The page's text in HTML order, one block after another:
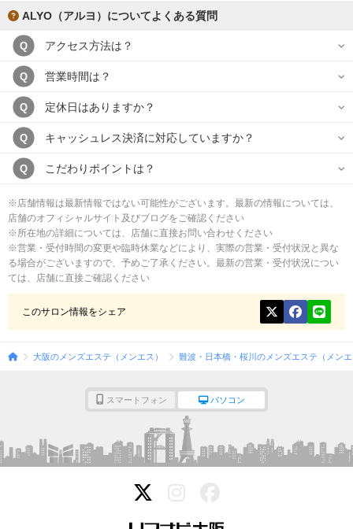
ALYO（アルヨ）についてよくある質問
Q アクセス方法は？
Q 営業時間は？
Q 定休日はありますか？
Q キャッシュレス決済に対応していますか？
Q こだわりポイントは？
※店舗情報は最新情報ではない可能性がございます。最新の情報については、
店舗のオフィシャルサイト及びブログをご確認ください
※所在地の詳細については、店舗に直接お問い合わせください
※営業・受付時間の変更や臨時休業などにより、実際の営業・受付状況と異な
る場合がございますので、予めご了承ください。最新の営業・受付状況につい
ては、店舗に直接ご確認ください
このサロン情報をシェア
大阪のメンズエステ（メンエス） 難波・日本橋・桜川のメンズエステ（メン
スマートフォン パソコン